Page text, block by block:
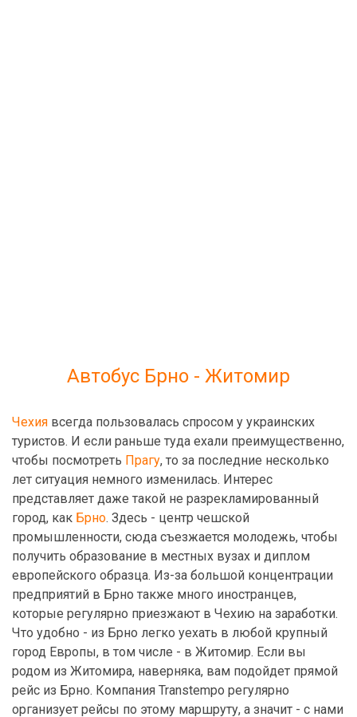
Автобус Брно - Житомир
Чехия всегда пользовалась спросом у украинских
туристов. И если раньше туда ехали преимущественно,
чтобы посмотреть Прагу, то за последние несколько
лет ситуация немного изменилась. Интерес
представляет даже такой не разрекламированный
город, как Брно. Здесь - центр чешской
промышленности, сюда съезжается молодежь, чтобы
получить образование в местных вузах и диплом
европейского образца. Из-за большой концентрации
предприятий в Брно также много иностранцев,
которые регулярно приезжают в Чехию на заработки.
Что удобно - из Брно легко уехать в любой крупный
город Европы, в том числе - в Житомир. Если вы
родом из Житомира, наверняка, вам подойдет прямой
рейс из Брно. Компания Transtempo регулярно
организует рейсы по этому маршруту, а значит - с нами